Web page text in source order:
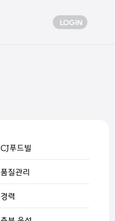
LOGIN
CJ푸드빌
품질관리
경력